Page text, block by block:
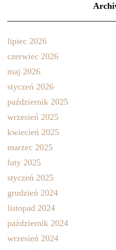
lipiec 2026
czerwiec 2026
maj 2026
styczeń 2026
październik 2025
wrzesień 2025
kwiecień 2025
marzec 2025
luty 2025
styczeń 2025
grudzień 2024
listopad 2024
październik 2024
wrzesień 2024